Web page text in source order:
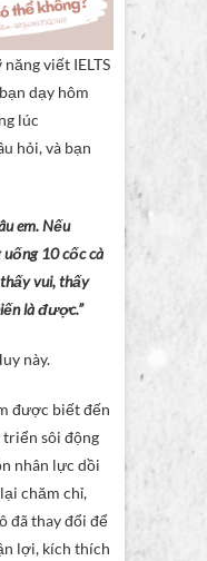
viết IELTS
dạy hôm
lúc
hỏi, và bạn
em. Nếu
10 cốc cà
vui, thấy
là được.”
này.
được biết đến
sôi động
nhân lực dồi
chăm chỉ,
đã thay đổi để
lợi, kích thích